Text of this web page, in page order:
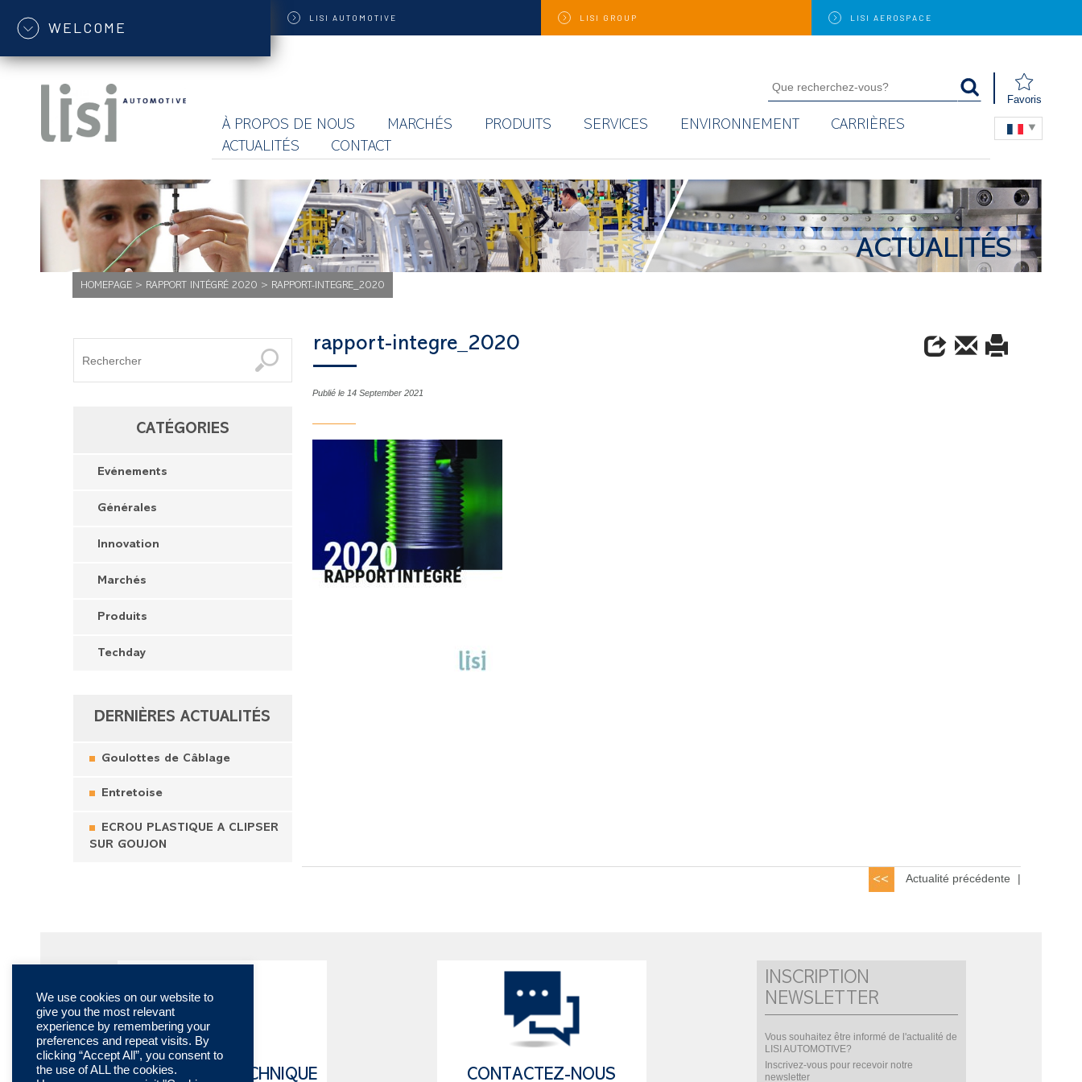
WELCOME
LISI AUTOMOTIVE LISI GROUP LISI AEROSPACE
Favoris
À PROPOS DE NOUS MARCHÉS PRODUITS SERVICES ENVIRONNEMENT
CARRIÈRES
ACTUALITÉS
CONTACT
ACTUALITÉS
HOMEPAGE> RAPPORT INTÉGRÉ 2020 > RAPPORT-INTEGRE_2020
CATÉGORIES
Evénements
Générales
Innovation
Marchés
Produits
Techday
DERNIÈRES ACTUALITÉS
Goulottes de Câblage
Entretoise
ECROU PLASTIQUE A CLIPSER
SUR GOUJON
rapport-integre_2020
Publié le 14 September 2021
Actualité précédente |
CATALOGUE TECHNIQUE CONTACTEZ-NOUS
INSCRIPTION
NEWSLETTER
Vous souhaitez être informé de l'actualité de
LISI AUTOMOTIVE?
Inscrivez-vous pour recevoir notre
newsletter
We use cookies on our website to
give you the most relevant
experience by remembering your
preferences and repeat visits. By
clicking “Accept All”, you consent to
the use of ALL the cookies.